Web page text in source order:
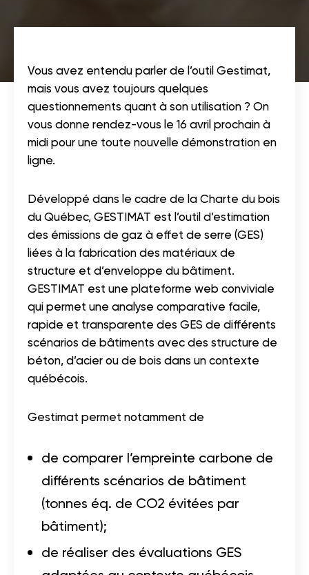
Vous avez entendu parler de l’outil Gestimat,
mais vous avez toujours quelques
questionnements quant à son utilisation ? On
vous donne rendez-vous le 16 avril prochain à
midi pour une toute nouvelle démonstration en
ligne.
Développé dans le cadre de la Charte du bois
du Québec, GESTIMAT est l’outil d’estimation
des émissions de gaz à effet de serre (GES)
liées à la fabrication des matériaux de
structure et d’enveloppe du bâtiment.
GESTIMAT est une plateforme web conviviale
qui permet une analyse comparative facile,
rapide et transparente des GES de différents
scénarios de bâtiments avec des structure de
béton, d’acier ou de bois dans un contexte
québécois.
Gestimat permet notamment de
de comparer l’empreinte carbone de
différents scénarios de bâtiment
(tonnes éq. de CO2 évitées par
bâtiment);
de réaliser des évaluations GES